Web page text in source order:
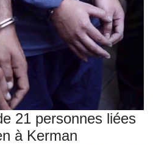
21 personnes liées
à Kerman